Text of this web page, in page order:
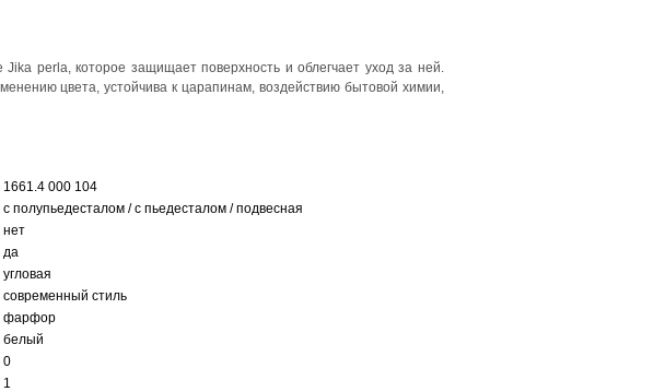
perla, которое защищает поверхность и облегчает уход за ней.
цвета, устойчива к царапинам, воздействию бытовой химии,
1661.4 000 104
с полупьедесталом / с пьедесталом / подвесная
нет
да
угловая
современный стиль
фарфор
белый
0
1